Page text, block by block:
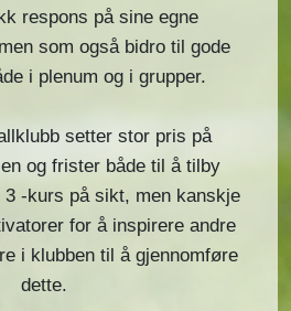
respons på sine egne
som også bidro til gode
i plenum og i grupper.
setter stor pris på
og frister både til å tilby
-kurs på sikt, men kanskje
for å inspirere andre
i klubben til å gjennomføre
dette.